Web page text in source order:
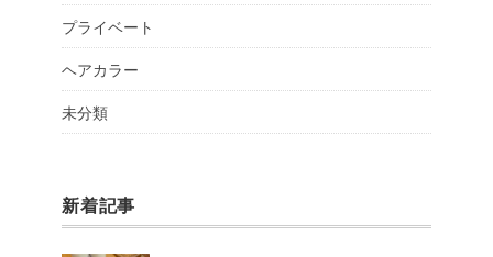
プライベート
ヘアカラー
未分類
新着記事